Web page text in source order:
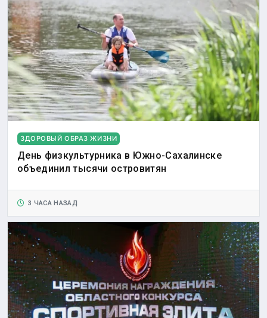
ЗДОРОВЫЙ ОБРАЗ ЖИЗНИ
День физкультурника в Южно-Сахалинске
объединил тысячи островитян
3 ЧАСА НАЗАД